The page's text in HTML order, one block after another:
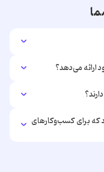
ارائه می‌دهد؟
که برای کسب‌وکارهای